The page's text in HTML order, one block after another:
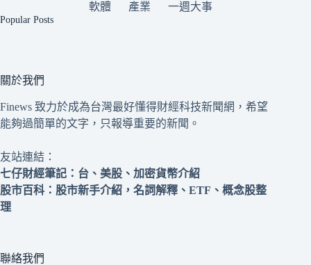
軟體
產業 一週大事
Popular Posts
關於我們
Finews 致力於成為台灣最好懂得財經科技新聞網，希望
能夠過簡單的文字，只報導重要的新聞。
友站連結：
七仔財經筆記 ：台、美股、加密貨幣介紹
股市百科 ：股市新手介紹，名詞解釋、ETF、概念股整
理
聯絡我們